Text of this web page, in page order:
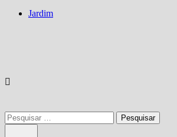
Jardim
Pesquisar
por: